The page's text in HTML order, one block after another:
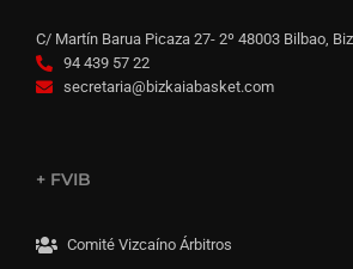
C/ Martín Barua Picaza 27- 2º 48003 Bilbao,
94 439 57 22
secretaria@bizkaiabasket.com
+ FVIB
Comité Vizcaíno Árbitros